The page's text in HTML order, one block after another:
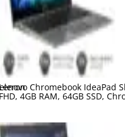
Chromebook IdeaPad
FHD, 4GB RAM, 64GB SSD,